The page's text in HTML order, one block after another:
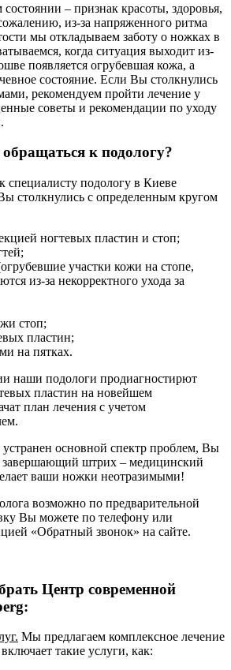
– признак красоты, здоровья,
из-за напряженного ритма
мы откладываем заботу о ножках в
когда ситуация выходит из-
появляется огрубевшая кожа, а
состояние. Если Вы столкнулись
рекомендуем пройти лечение у
советы и рекомендации по уходу
к подологу?
специалисту подологу в Киеве
столкнулись с определенным кругом
ногтевых пластин и стоп;
участки кожи на стопе,
из-за некорректного ухода за
стоп;
пластин;
на пятках.
наши подологи продиагностирют
пластин на новейшем
план лечения с учетом
устранен основной спектр проблем, Вы
завершающий штрих – медицинский
ваши ножки неотразимыми!
возможно по предварительной
Вы можете по телефону или
«Обратный звонок» на сайте.
Центр современной
Мы предлагаем комплексное лечение
такие услуги, как: